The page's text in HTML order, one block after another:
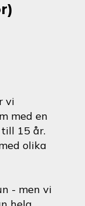
vi
med en
15 år.
olika
- men vi